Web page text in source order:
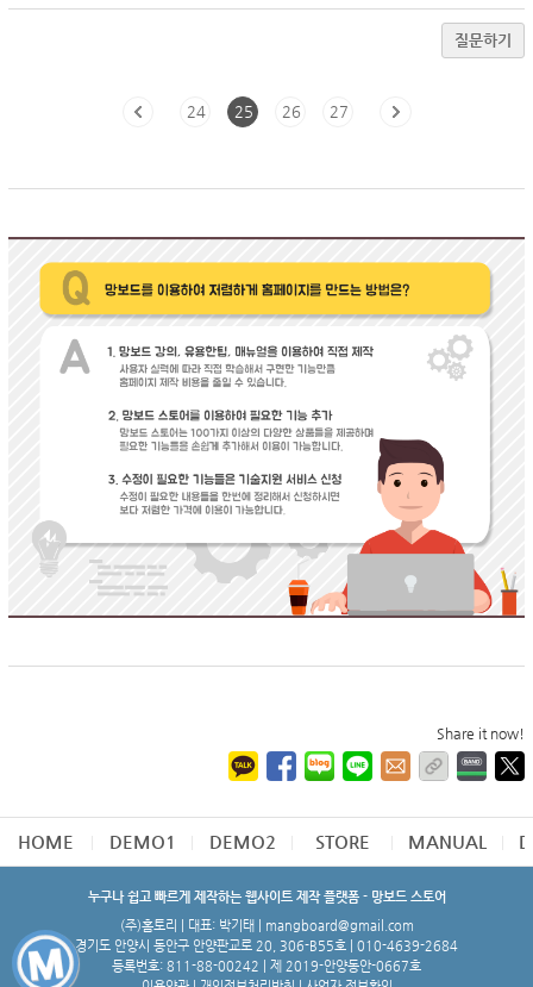
질문하기
24 25 26 27
Share it now!
HOME DEMO1 DEMO2 STORE MANUAL
누구나 쉽고 빠르게 제작하는 웹사이트 제작 플랫폼 - 망보드 스토어
(주)홈토리 | 대표: 박기태 | mangboard@gmail.com
경기도 안양시 동안구 안양판교로 20, 306-B55호 | 010-4639-2684
등록번호: 811-88-00242 | 제 2019-안양동안-0667호